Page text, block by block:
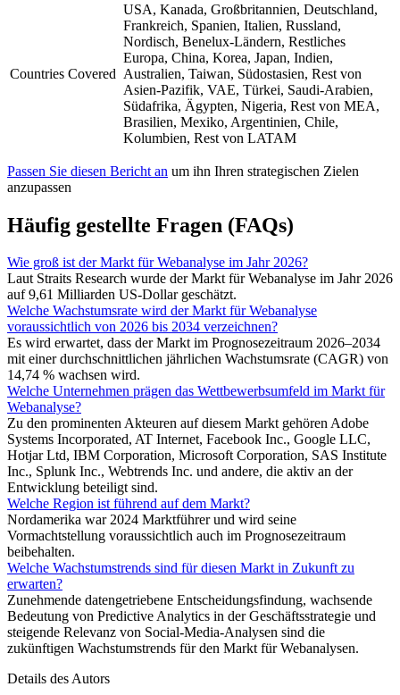
Countries Covered
USA, Kanada, Großbritannien, Deutschland,
Frankreich, Spanien, Italien, Russland,
Nordisch, Benelux-Ländern, Restliches
Europa, China, Korea, Japan, Indien,
Australien, Taiwan, Südostasien, Rest von
Asien-Pazifik, VAE, Türkei, Saudi-Arabien,
Südafrika, Ägypten, Nigeria, Rest von MEA,
Brasilien, Mexiko, Argentinien, Chile,
Kolumbien, Rest von LATAM
Passen Sie diesen Bericht an um ihn Ihren strategischen Zielen
anzupassen
Häufig gestellte Fragen (FAQs)
Wie groß ist der Markt für Webanalyse im Jahr 2026?
Laut Straits Research wurde der Markt für Webanalyse im Jahr 2026
auf 9,61 Milliarden US-Dollar geschätzt.
Welche Wachstumsrate wird der Markt für Webanalyse
voraussichtlich von 2026 bis 2034 verzeichnen?
Es wird erwartet, dass der Markt im Prognosezeitraum 2026–2034
mit einer durchschnittlichen jährlichen Wachstumsrate (CAGR) von
14,74 % wachsen wird.
Welche Unternehmen prägen das Wettbewerbsumfeld im Markt für
Webanalyse?
Zu den prominenten Akteuren auf diesem Markt gehören Adobe
Systems Incorporated, AT Internet, Facebook Inc., Google LLC,
Hotjar Ltd, IBM Corporation, Microsoft Corporation, SAS Institute
Inc., Splunk Inc., Webtrends Inc. und andere, die aktiv an der
Entwicklung beteiligt sind.
Welche Region ist führend auf dem Markt?
Nordamerika war 2024 Marktführer und wird seine
Vormachtstellung voraussichtlich auch im Prognosezeitraum
beibehalten.
Welche Wachstumstrends sind für diesen Markt in Zukunft zu
erwarten?
Zunehmende datengetriebene Entscheidungsfindung, wachsende
Bedeutung von Predictive Analytics in der Geschäftsstrategie und
steigende Relevanz von Social-Media-Analysen sind die
zukünftigen Wachstumstrends für den Markt für Webanalysen.
Details des Autors